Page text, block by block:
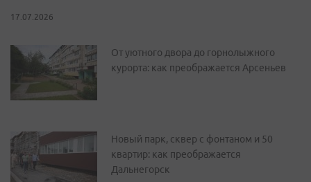
17.07.2026
От уютного двора до горнолыжного
курорта: как преображается Арсеньев
Новый парк, сквер с фонтаном и 50
квартир: как преображается
Дальнегорск